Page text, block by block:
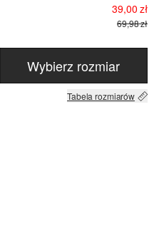
39,00 zł
69,98 zł
Wybierz rozmiar
Tabela rozmiarów